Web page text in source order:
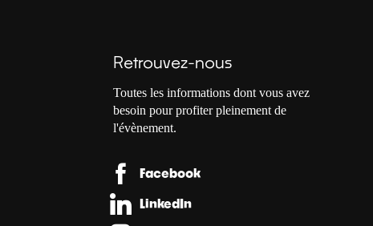
Retrouvez-nous
Toutes les informations dont vous avez
besoin pour profiter pleinement de
l'évènement.
Facebook
LinkedIn